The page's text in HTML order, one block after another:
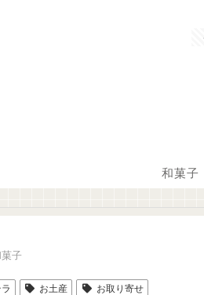
和菓子
子
お土産 お取り寄せ